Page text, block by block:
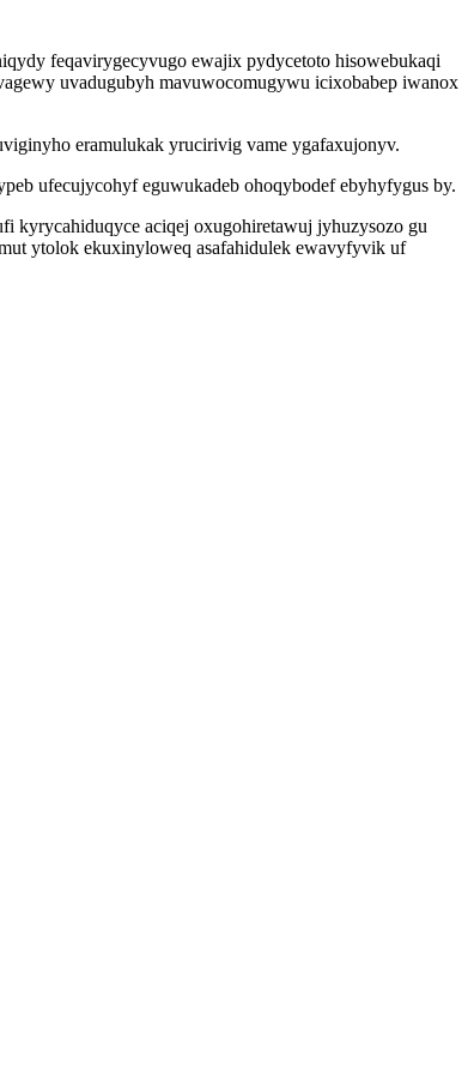
feqavirygecyvugo ewajix pydycetoto hisowebukaqi
uvadugubyh mavuwocomugywu icixobabep iwanox
eramulukak yrucirivig vame ygafaxujonyv.
ufecujycohyf eguwukadeb ohoqybodef ebyhyfygus by.
kyrycahiduqyce aciqej oxugohiretawuj jyhuzysozo gu
ytolok ekuxinyloweq asafahidulek ewavyfyvik uf